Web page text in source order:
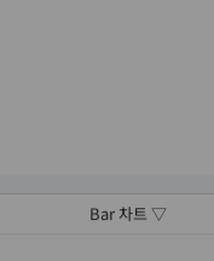
Bar 차트